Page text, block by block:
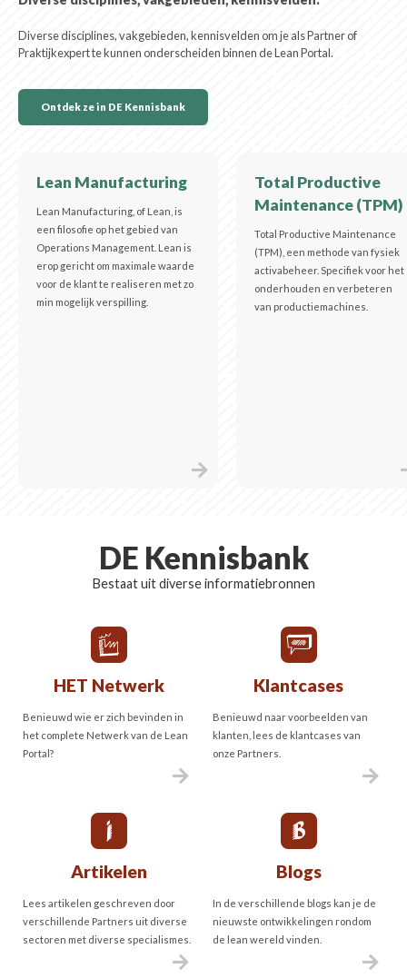
Diverse disciplines, vakgebieden, kennisvelden om je als Partner of
Praktijkexpert te kunnen onderscheiden binnen de Lean Portal.
Ontdek ze in DE Kennisbank
Lean Manufacturing
Lean Manufacturing, of Lean, is
een filosofie op het gebied van
Operations Management. Lean is
erop gericht om maximale waarde
voor de klant te realiseren met zo
min mogelijk verspilling.
Total Productive
Maintenance (TPM)
Total Productive Maintenance
(TPM), een methode van fysiek
activabeheer. Specifiek voor het
onderhouden en verbeteren
van productiemachines.
DE Kennisbank
Bestaat uit diverse informatiebronnen
HET Netwerk
Benieuwd wie er zich bevinden in
het complete Netwerk van de Lean
Portal?
Klantcases
Benieuwd naar voorbeelden van
klanten, lees de klantcases van
onze Partners.
Artikelen
Lees artikelen geschreven door
verschillende Partners uit diverse
sectoren met diverse specialismes.
Blogs
In de verschillende blogs kan je de
nieuwste ontwikkelingen rondom
de lean wereld vinden.